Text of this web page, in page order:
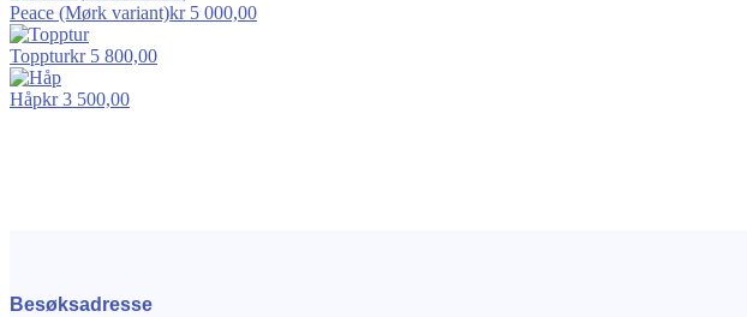
Peace (Mørk variant)kr5 000,00
Toppturkr5 800,00
Håpkr3 500,00
Besøksadresse